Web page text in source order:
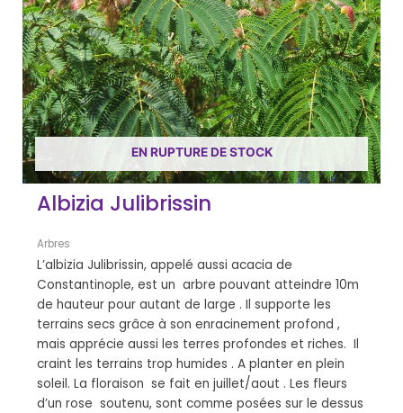
EN RUPTURE DE STOCK
Albizia Julibrissin
Arbres
L’albizia Julibrissin, appelé aussi acacia de
Constantinople, est un arbre pouvant atteindre 10m
de hauteur pour autant de large . Il supporte les
terrains secs grâce à son enracinement profond ,
mais apprécie aussi les terres profondes et riches. Il
craint les terrains trop humides . A planter en plein
soleil. La floraison se fait en juillet/aout . Les fleurs
d’un rose soutenu, sont comme posées sur le dessus